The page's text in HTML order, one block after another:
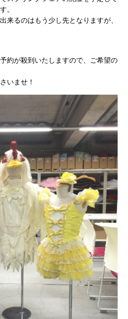
。
来るのはもう少し先となりますが、
約が殺到いたしますので、ご希望の
いませ！